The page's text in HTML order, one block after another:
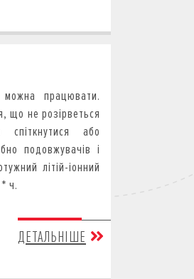
працювати.
що не розірветься
або
подовжувачів і
літій-іонний
ч.
ДЕТАЛЬНІШЕ